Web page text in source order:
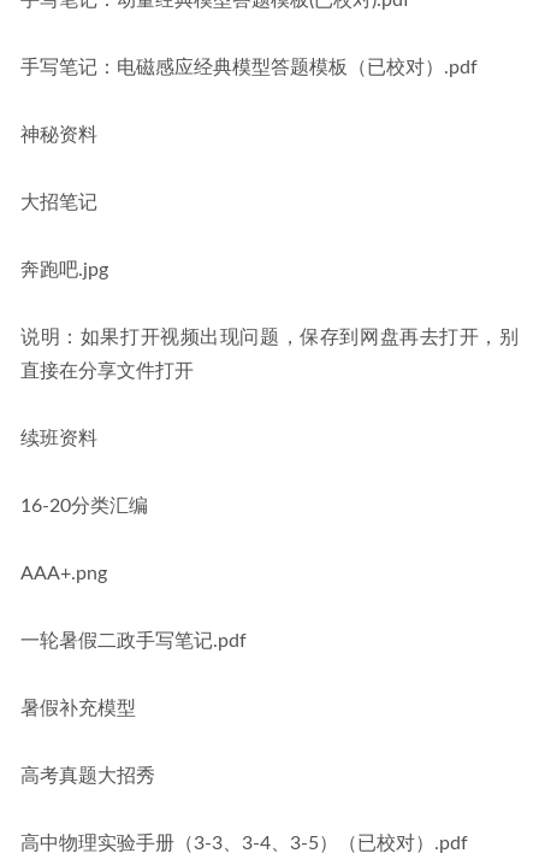
手写笔记：电磁感应经典模型答题模板（已校对）.pdf
神秘资料
大招笔记
奔跑吧.jpg
说明：如果打开视频出现问题，保存到网盘再去打开，别
直接在分享文件打开
续班资料
16-20分类汇编
AAA+.png
一轮暑假二政手写笔记.pdf
暑假补充模型
高考真题大招秀
高中物理实验手册（3-3、3-4、3-5）（已校对）.pdf